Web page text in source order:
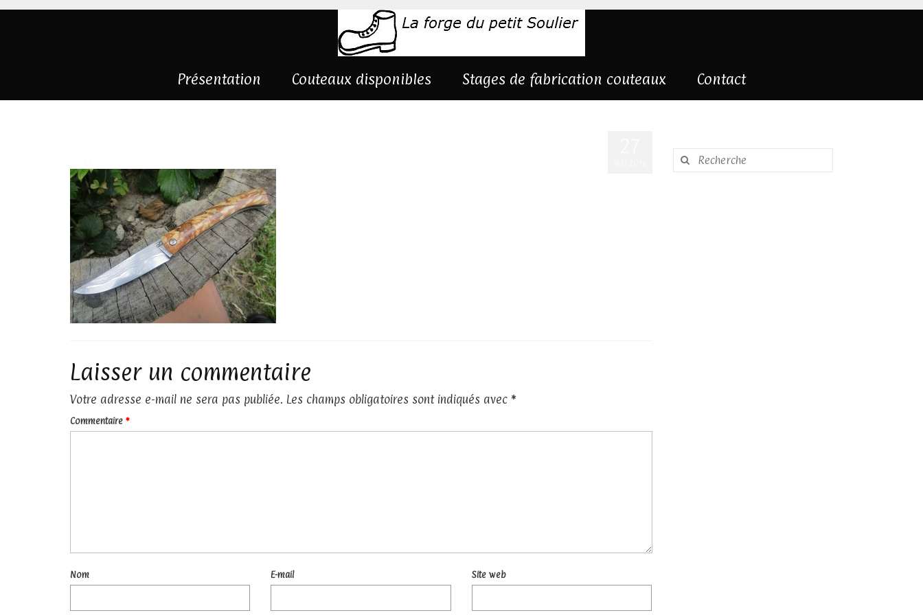
Présentation Couteaux disponibles Stages de fabrication couteaux Contact
Laisser un commentaire
Votre adresse e-mail ne sera pas publiée. Les champs obligatoires sont indiqués avec *
Commentaire *
Nom E-mail Site web
Rechercher
: